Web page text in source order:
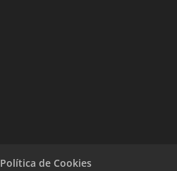
Política de Cookies